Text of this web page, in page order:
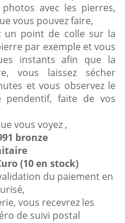
avec les pierres,
vous pouvez faire,
un point de colle sur la
par exemple et vous
instants afin que la
vous laissez sécher
et vous observez le
pendentif, faite de vos
vous voyez ,
bronze
(10 en stock)
du paiement en
vous recevrez les
de suivi postal